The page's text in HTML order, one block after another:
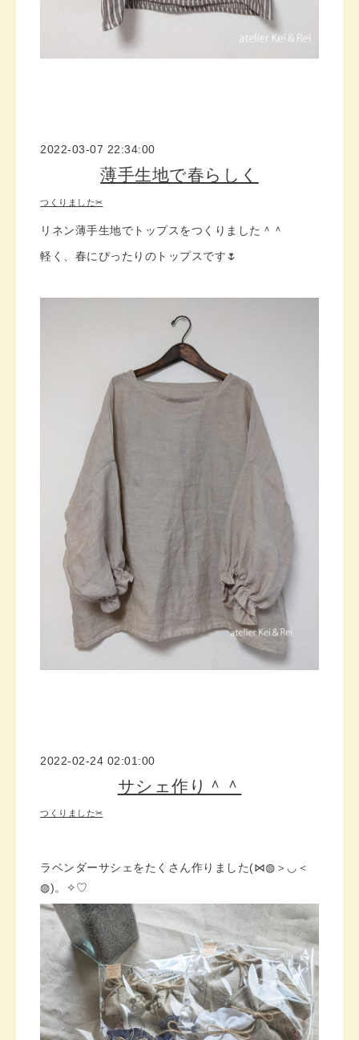
2022-03-07 22:34:00
薄手生地で春らしく
つくりました✂
リネン薄手生地でトップスをつくりました＾＾
軽く、春にぴったりのトップスです🌷
2022-02-24 02:01:00
サシェ作り＾＾
つくりました✂
ラベンダーサシェをたくさん作りました(⋈◍＞◡＜
◍)。✧♡